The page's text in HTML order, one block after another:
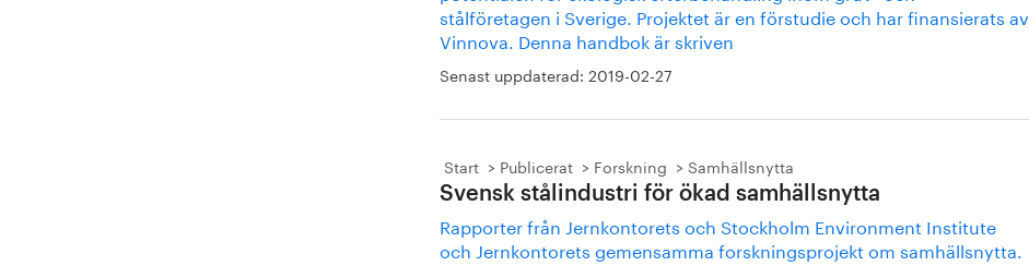
stålföretagen i Sverige. Projektet är en förstudie och har ﬁnansierats av
Vinnova. Denna handbok är skriven
Senast uppdaterad: 2019-02-27
Start Publicerat Forskning Samhällsnytta
Svensk stålindustri för ökad samhällsnytta
Rapporter från Jernkontorets och Stockholm Environment Institute
och Jernkontorets gemensamma forskningsprojekt om samhällsnytta.